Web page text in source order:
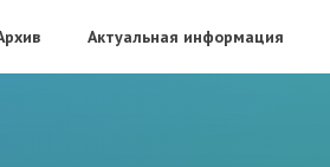
Актуальная информация